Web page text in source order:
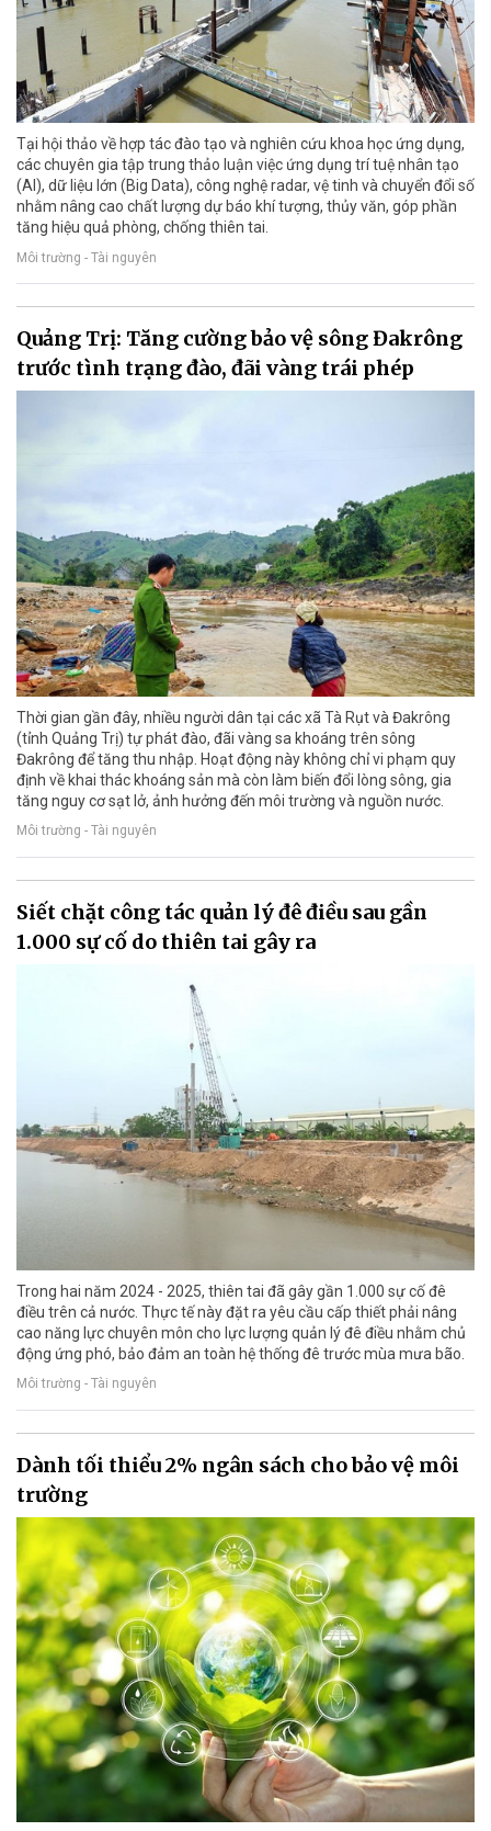
Tại hội thảo về hợp tác đào tạo và nghiên cứu khoa học ứng dụng,
các chuyên gia tập trung thảo luận việc ứng dụng trí tuệ nhân tạo
(AI), dữ liệu lớn (Big Data), công nghệ radar, vệ tinh và chuyển đổi số
nhằm nâng cao chất lượng dự báo khí tượng, thủy văn, góp phần
tăng hiệu quả phòng, chống thiên tai.
Môi trường - Tài nguyên
Quảng Trị: Tăng cường bảo vệ sông Đakrông
trước tình trạng đào, đãi vàng trái phép
Thời gian gần đây, nhiều người dân tại các xã Tà Rụt và Đakrông
(tỉnh Quảng Trị) tự phát đào, đãi vàng sa khoáng trên sông
Đakrông để tăng thu nhập. Hoạt động này không chỉ vi phạm quy
định về khai thác khoáng sản mà còn làm biến đổi lòng sông, gia
tăng nguy cơ sạt lở, ảnh hưởng đến môi trường và nguồn nước.
Môi trường - Tài nguyên
Siết chặt công tác quản lý đê điều sau gần
1.000 sự cố do thiên tai gây ra
Trong hai năm 2024 - 2025, thiên tai đã gây gần 1.000 sự cố đê
điều trên cả nước. Thực tế này đặt ra yêu cầu cấp thiết phải nâng
cao năng lực chuyên môn cho lực lượng quản lý đê điều nhằm chủ
động ứng phó, bảo đảm an toàn hệ thống đê trước mùa mưa bão.
Môi trường - Tài nguyên
Dành tối thiểu 2% ngân sách cho bảo vệ môi
trường